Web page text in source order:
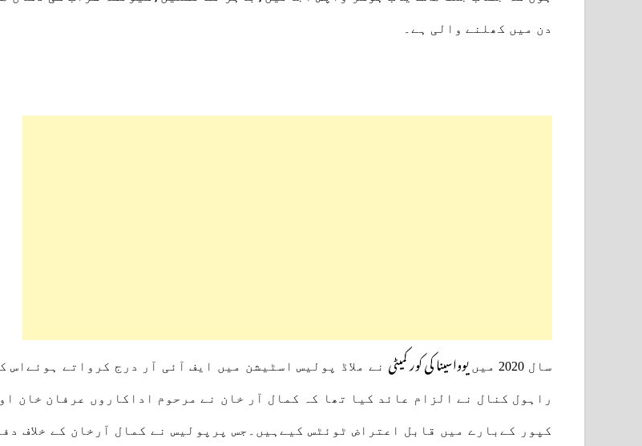
دن میں کھلنے والی ہے۔
سال 2020 میں یوواسینا کی کور کمیٹی نے ملاڈ پولیس اسٹیشن میں ایف آئی آر درج کرواتے ہوئےاس
راہول کنال نے الزام عائد کیا تھا کہ کمال آر خان نے مرحوم اداکاروں عرفان خان